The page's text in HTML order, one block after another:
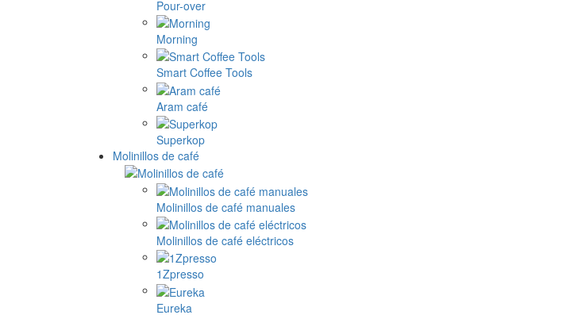
Pour-over
Morning
Smart Coffee Tools
Aram café
Superkop
Molinillos de café
Molinillos de café manuales
Molinillos de café eléctricos
1Zpresso
Eureka